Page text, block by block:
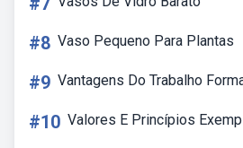
#8 Vaso Pequeno Para Plantas
#9 Vantagens Do Trabalho
#10 Valores E Princípios